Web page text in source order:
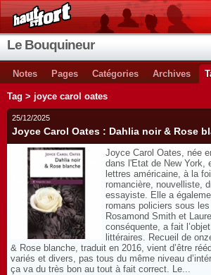
Le Bouquineur
Notes Pages Catégories Archives
Tag > joyce carol oates
25/12/2025
Joyce Carol Oates : Dahlia noir & Rose
Joyce Carol Oates, née
dans l'Etat de New York,
lettres américaine, à la
romancière, nouvelliste,
essayiste. Elle a
romans policiers sous
Rosamond Smith et
conséquente, a fait
littéraires. Recueil de
& Rose blanche, traduit en 2016, vient d’être
variés et divers, pas tous du même niveau
ça va du très bon au tout à fait correct. Le...